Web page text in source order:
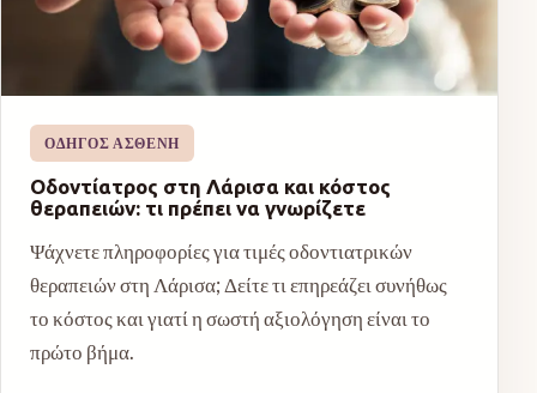
ΟΔΗΓΌΣ ΑΣΘΕΝΉ
Οδοντίατρος στη Λάρισα και κόστος
θεραπειών: τι πρέπει να γνωρίζετε
Ψάχνετε πληροφορίες για τιμές οδοντιατρικών
θεραπειών στη Λάρισα; Δείτε τι επηρεάζει συνήθως
το κόστος και γιατί η σωστή αξιολόγηση είναι το
πρώτο βήμα.